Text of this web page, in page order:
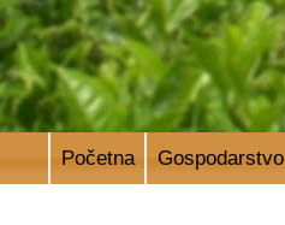
Početna Gospodarstvo